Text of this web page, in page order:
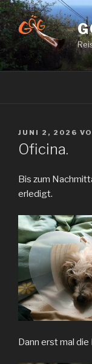
Zum
Inhalt
springen
AM
JUNI 2, 2026
Oficina.
Bis zum
erledigt.
Dann erst mal